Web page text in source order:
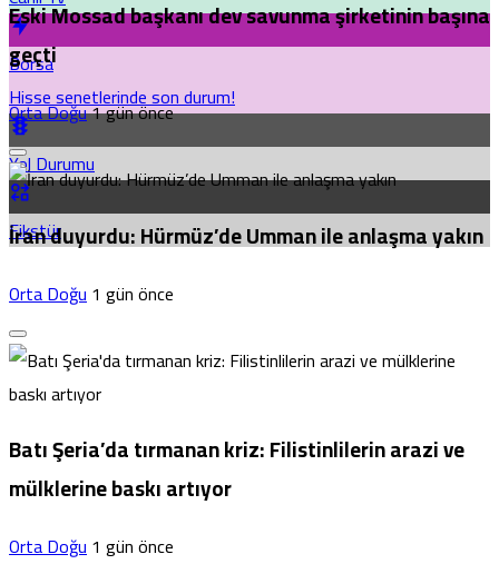
Borsa
Hisse senetlerinde son durum!
Yol Durumu
Fikstür
Eski Mossad başkanı dev savunma şirketinin başına
geçti
Orta Doğu1 gün önce
İran duyurdu: Hürmüz’de Umman ile anlaşma yakın
Orta Doğu1 gün önce
Batı Şeria’da tırmanan kriz: Filistinlilerin arazi ve
mülklerine baskı artıyor
Orta Doğu1 gün önce